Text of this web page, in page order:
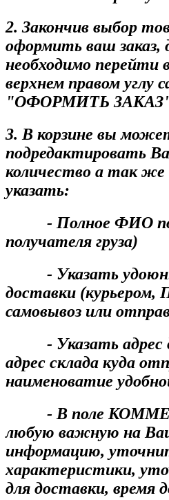
2. Закончив выбор
оформить ваш заказ,
необходимо перейти
верхнем правом
"ОФОРМИТЬ
3. В корзине вы
подредактировать
количество а так же
указать:
- Полное ФИО
получателя груза)
- Указать
доставки (курьером,
самовывоз или
- Указать адрес
адрес склада куда
наименоватие
- В поле
любую важную на
информацию,
характеристики,
для доставки, время